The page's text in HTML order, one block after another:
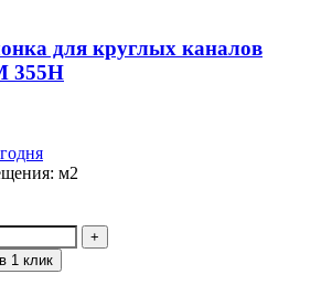
для круглых каналов
355H
м2
1 клик